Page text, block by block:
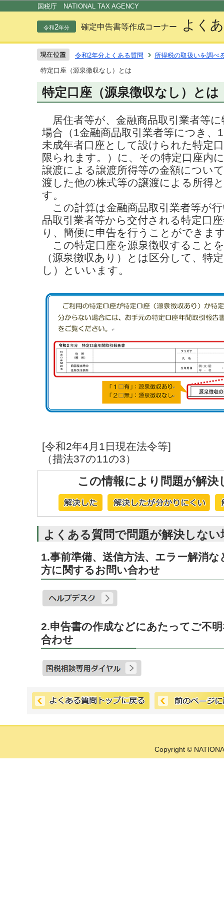
国税庁 NATIONAL TAX AGENCY
令和2年分 確定申告書等作成コーナー よく
令和2年分よくある質問
所得税の取扱いを調べ
特定口座（源泉徴収なし）とは
特定口座（源泉徴収なし）とは
居住者等が、金融商品取引業者等
場合（1金融商品取引業者等につき、
未成年者口座として設けられた特定
限られます。）に、その特定口座内
譲渡による譲渡所得等の金額につい
渡した他の株式等の譲渡による所得
す。
この計算は金融商品取引業者等が
品取引業者等から交付される特定口
り、簡便に申告を行うことができま
この特定口座を源泉徴収すること
（源泉徴収あり）とは区分して、特
し）といいます。
[令和2年4月1日現在法令等]
（措法37の11の3）
この情報により問題が解決
よくある質問で問題が解決しな
1.事前準備、送信方法、エラー解消
方に関するお問い合わせ
2.申告書の作成などにあたってご不
合わせ
Copyright ©